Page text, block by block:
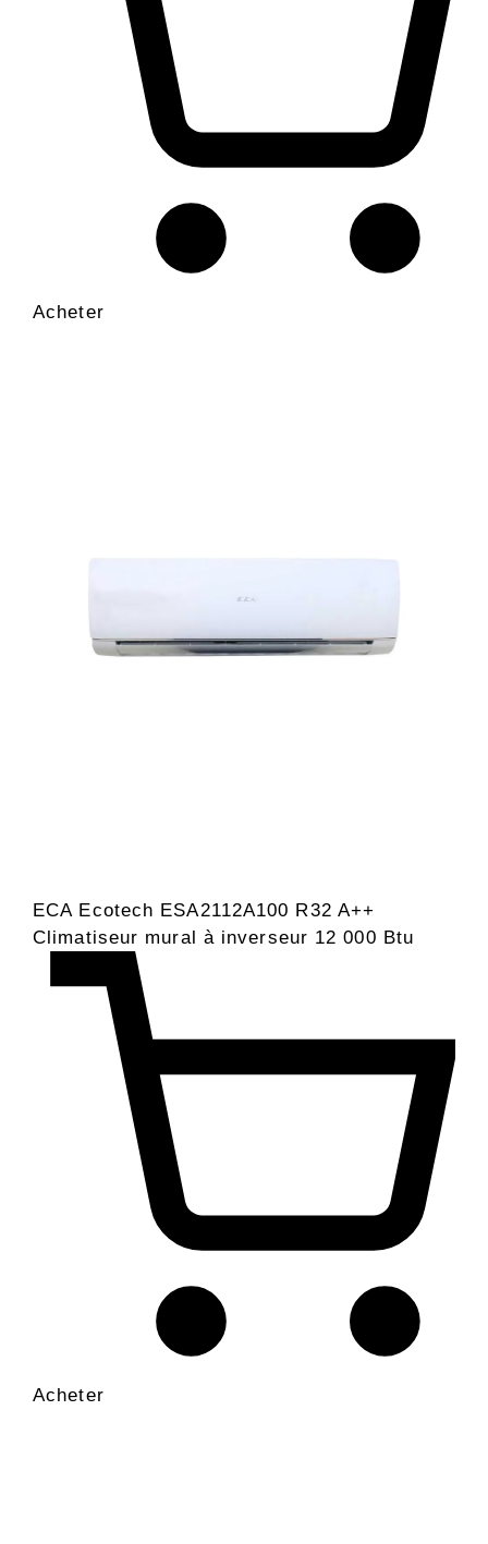
Acheter
ECA Ecotech ESA2112A100 R32 A++
Climatiseur mural à inverseur 12 000 Btu
Acheter